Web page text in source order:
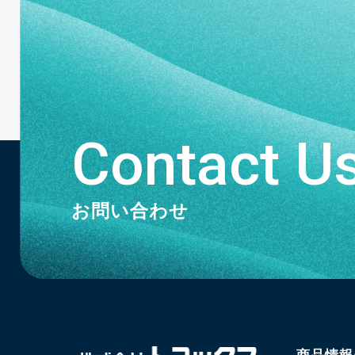
Contact
お問い合わせ